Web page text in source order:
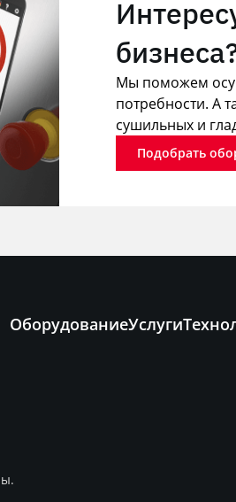
Мы поможем
потребности. А
сушильных и
Подобрать
ОборудованиеУслуги